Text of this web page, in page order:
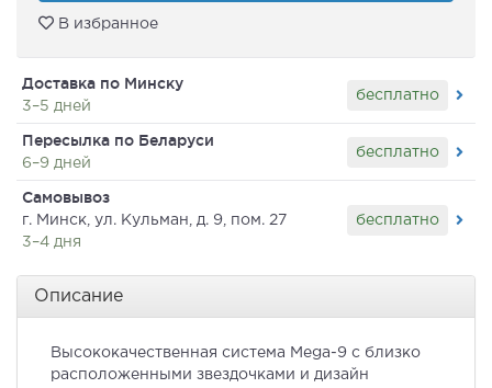
В избранное
Доставка по Минску
3–5 дней
бесплатно
Пересылка по Беларуси
6–9 дней
бесплатно
Самовывоз
г. Минск, ул. Кульман, д. 9, пом. 27
3–4 дня
бесплатно
Описание
Высококачественная система Mega-9 с близко
расположенными звездочками и дизайн